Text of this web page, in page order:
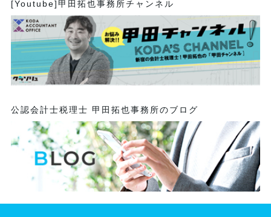
[Youtube]甲田拓也事務所チャンネル
公認会計士税理士 甲田拓也事務所のブログ